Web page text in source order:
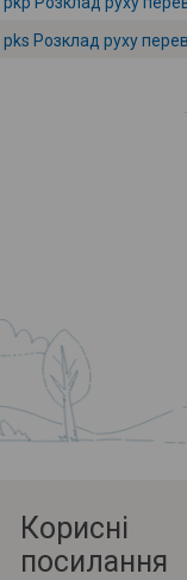
pks Розклад руху
Корисні
посилання